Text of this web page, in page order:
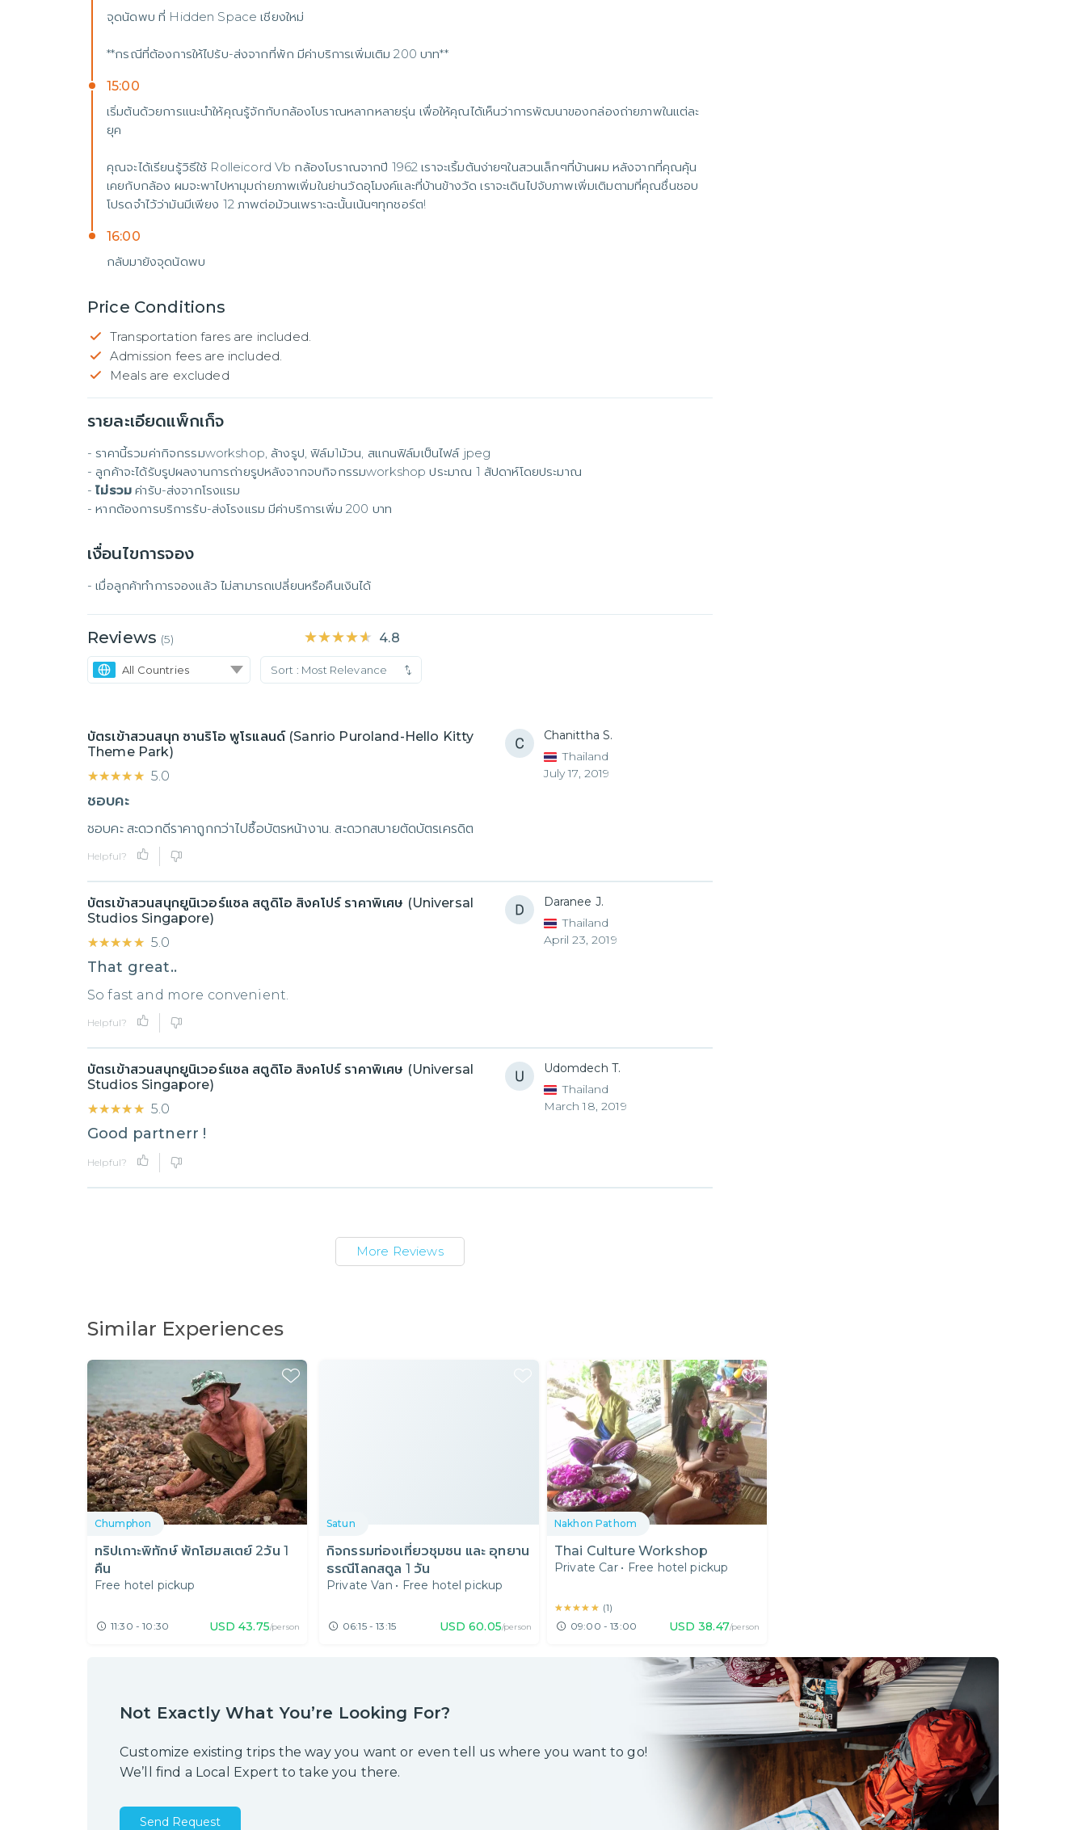
จุดนัดพบ ที่ Hidden Space เชียงใหม่
**กรณีที่ต้องการให้ไปรับ-ส่งจากที่พัก มีค่าบริการเพิ่มเติม 200 บาท**
15:00
เริ่มต้นด้วยการแนะนำให้คุณรู้จักกับกล้องโบราณหลากหลายรุ่น เพื่อให้คุณได้เห็นว่าการพัฒนาของกล่องถ่ายภาพในแต่ละ
ยุค
คุณจะได้เรียนรู้วิธีใช้ Rolleicord Vb กล้องโบราณจากปี 1962 เราจะเริ้มต้นง่ายๆในสวนเล็กๆที่บ้านผม หลังจากที่คุณคุ้น
เคยกับกล้อง ผมจะพาไปหามุมถ่ายภาพเพิ่มในย่านวัดอุโมงค์และที่บ้านข้างวัด เราจะเดินไปจับภาพเพิ่มเติมตามที่คุณชื่นชอบ
โปรดจำไว้ว่ามันมีเพียง 12 ภาพต่อม้วนเพราะฉะนั้นเน้นๆทุกชอร์ต!
16:00
กลับมายังจุดนัดพบ
Price Conditions
Transportation fares are included.
Admission fees are included.
Meals are excluded
รายละเอียดแพ็กเก็จ
- ราคานี้รวมค่ากิจกรรมworkshop, ล้างรูป, ฟิล์ม1ม้วน, สแกนฟิล์มเป็นไฟล์ jpeg
- ลูกค้าจะได้รับรูปผลงานการถ่ายรูปหลังจากจบกิจกรรมworkshop ประมาณ 1 สัปดาห์โดยประมาณ
- ไม่รวม ค่ารับ-ส่งจากโรงแรม
- หากต้องการบริการรับ-ส่งโรงแรม มีค่าบริการเพิ่ม 200 บาท
เงื่อนไขการจอง
- เมื่อลูกค้าทำการจองแล้ว ไม่สามารถเปลี่ยนหรือคืนเงินได้
Reviews (5) ★★★★★
★★★★★ 4.8
All Countries Sort : Most Relevance
บัตรเข้าสวนสนุก ซานริโอ พูโรแลนด์ (Sanrio Puroland-Hello Kitty
Theme Park)
★★★★★
★★★★★ 5.0
ชอบคะ
ชอบคะ สะดวกดีราคาถูกกว่าไปซื้อบัตรหน้างาน. สะดวกสบายตัดบัตรเครดิต
Chanittha S.
Thailand
July 17, 2019
Helpful?
บัตรเข้าสวนสนุกยูนิเวอร์แซล สตูดิโอ สิงคโปร์ ราคาพิเศษ (Universal
Studios Singapore)
★★★★★
★★★★★ 5.0
That great..
So fast and more convenient.
Daranee J.
Thailand
April 23, 2019
Helpful?
บัตรเข้าสวนสนุกยูนิเวอร์แซล สตูดิโอ สิงคโปร์ ราคาพิเศษ (Universal
Studios Singapore)
★★★★★
★★★★★ 5.0
Good partnerr !
Udomdech T.
Thailand
March 18, 2019
Helpful?
More Reviews
Similar Experiences
Chumphon
ทริปเกาะพิทักษ์ พักโฮมสเตย์ 2วัน 1
คืน
Free hotel pickup
11:30 - 10:30 USD 43.75/person
Satun
กิจกรรมท่องเที่ยวชุมชน และ อุทยาน
ธรณีโลกสตูล 1 วัน
Private Van • Free hotel pickup
06:15 - 13:15 USD 60.05/person
Nakhon Pathom
Thai Culture Workshop
Private Car • Free hotel pickup
★★★★★
★★★★★ (1)
09:00 - 13:00 USD 38.47/person
Not Exactly What You’re Looking For?
Customize existing trips the way you want or even tell us where you want to go!
We’ll find a Local Expert to take you there.
Send Request